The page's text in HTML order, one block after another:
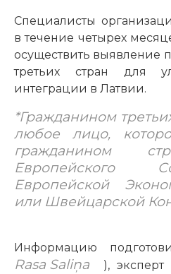
Специалисты
в течение четырех
осуществить выявление
третьих стран для
интеграции в Латвии.
*Гражданином
любое лицо,
гражданином
Европейского
Европейской
или Швейцарской
Информацию
Rasa Saliņa
),